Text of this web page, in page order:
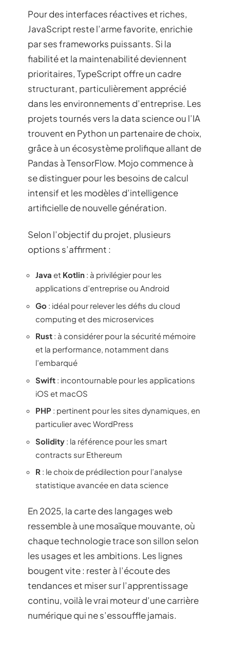
Pour des interfaces réactives et riches,
JavaScript reste l’arme favorite, enrichie
par ses frameworks puissants. Si la
fiabilité et la maintenabilité deviennent
prioritaires, TypeScript offre un cadre
structurant, particulièrement apprécié
dans les environnements d’entreprise. Les
projets tournés vers la data science ou l’IA
trouvent en Python un partenaire de choix,
grâce à un écosystème prolifique allant de
Pandas à TensorFlow. Mojo commence à
se distinguer pour les besoins de calcul
intensif et les modèles d’intelligence
artificielle de nouvelle génération.
Selon l’objectif du projet, plusieurs
options s’affirment :
Java et Kotlin : à privilégier pour les
applications d’entreprise ou Android
Go : idéal pour relever les défis du cloud
computing et des microservices
Rust : à considérer pour la sécurité mémoire
et la performance, notamment dans
l’embarqué
Swift : incontournable pour les applications
iOS et macOS
PHP : pertinent pour les sites dynamiques, en
particulier avec WordPress
Solidity : la référence pour les smart
contracts sur Ethereum
R : le choix de prédilection pour l’analyse
statistique avancée en data science
En 2025, la carte des langages web
ressemble à une mosaïque mouvante, où
chaque technologie trace son sillon selon
les usages et les ambitions. Les lignes
bougent vite : rester à l’écoute des
tendances et miser sur l’apprentissage
continu, voilà le vrai moteur d’une carrière
numérique qui ne s’essouffle jamais.